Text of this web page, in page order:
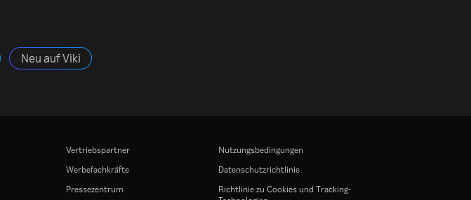
Neu auf Viki
Vertriebspartner
Werbefachkräfte
Pressezentrum
Nutzungsbedingungen
Datenschutzrichtlinie
Richtlinie zu Cookies und Tracking-